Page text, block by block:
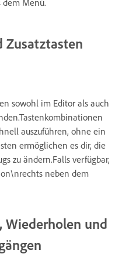
Zusatztasten
sowohl im Editor als auch
auszuführen, ohne ein
ermöglichen es dir, die
zu ändern.Falls verfügbar,
neben dem
Wiederholen und